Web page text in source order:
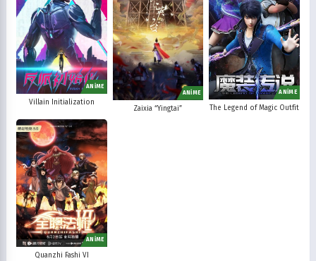
ANİME
Villain Initialization
ANİME
Zaixia “Yingtai”
ANİME
The Legend of Magic Outfit
ANİME
Quanzhi Fashi VI